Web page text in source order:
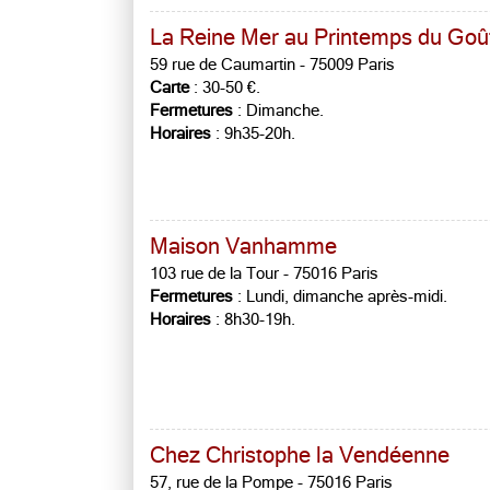
La Reine Mer au Printemps du
59 rue de Caumartin - 75009 Paris
Carte: 30-50 €.
Fermetures : Dimanche.
Horaires : 9h35-20h.
Maison Vanhamme
103 rue de la Tour - 75016 Paris
Fermetures : Lundi, dimanche après-midi.
Horaires : 8h30-19h.
Chez Christophe la Vendéenne
57, rue de la Pompe - 75016 Paris